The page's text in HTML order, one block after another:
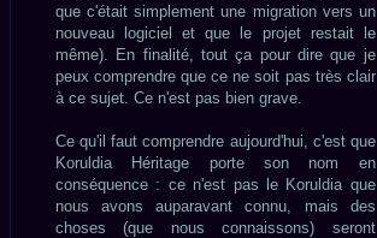
que c'était simplement une migration vers un
nouveau logiciel et que le projet restait le
même). En finalité, tout ça pour dire que je
peux comprendre que ce ne soit pas très clair
à ce sujet. Ce n'est pas bien grave.
Ce qu'il faut comprendre aujourd'hui, c'est que
Koruldia Héritage porte son nom en
conséquence : ce n'est pas le Koruldia que
nous avons auparavant connu, mais des
choses (que nous connaissons) seront